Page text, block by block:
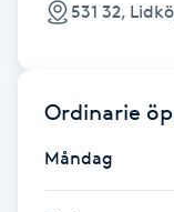
IPL hårborttagning
IR-massage
531 32,
Ordinarie
Måndag